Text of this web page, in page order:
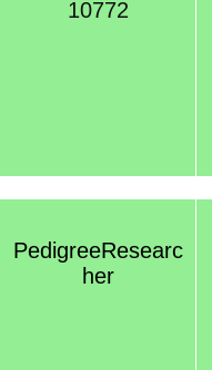
10772
PedigreeResearc
her